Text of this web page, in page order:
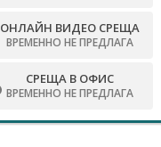
ОНЛАЙН ВИДЕО СРЕЩА
ВРЕМЕННО НЕ ПРЕДЛАГА
СРЕЩА В ОФИС
ВРЕМЕННО НЕ ПРЕДЛАГА